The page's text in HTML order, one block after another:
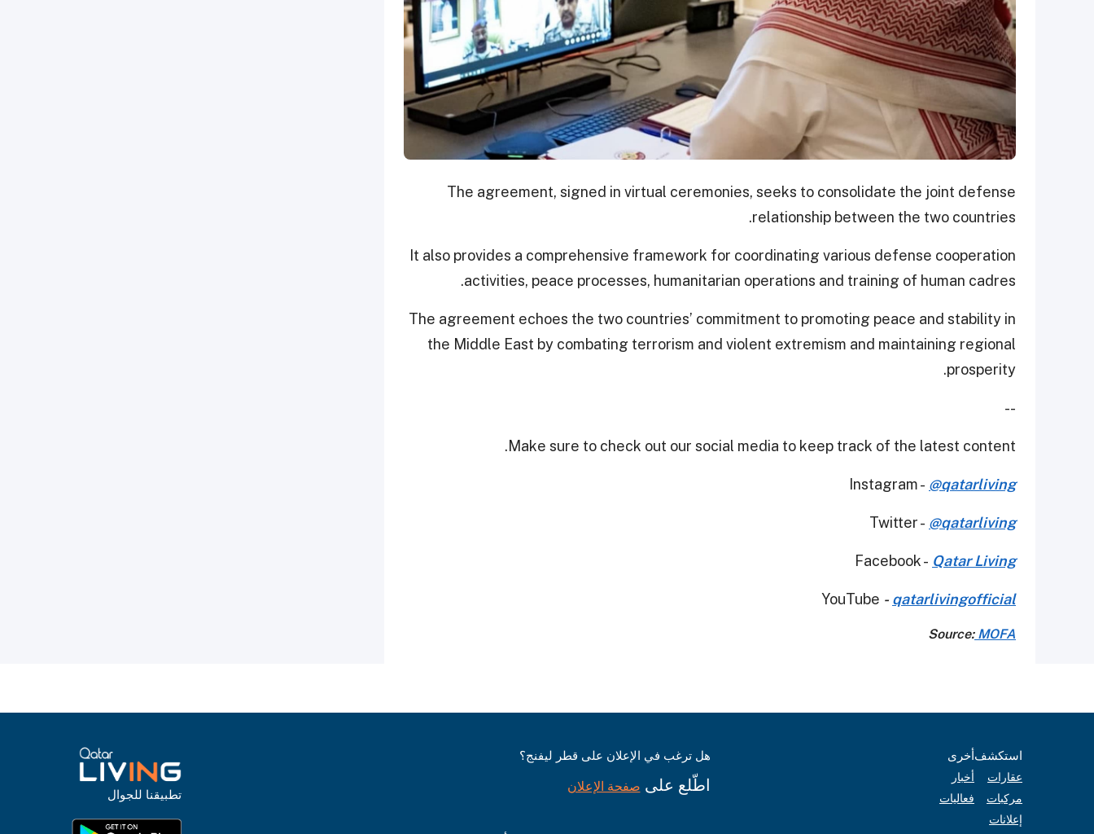
The agreement, signed in virtual ceremonies, seeks to consolidate the joint defense
relationship between the two countries.
It also provides a comprehensive framework for coordinating various defense cooperation
activities, peace processes, humanitarian operations and training of human cadres.
The agreement echoes the two countries’ commitment to promoting peace and stability in
the Middle East by combating terrorism and violent extremism and maintaining regional
prosperity.
--
Make sure to check out our social media to keep track of the latest content.
Instagram - @qatarliving
Twitter - @qatarliving
Facebook - Qatar Living
YouTube - qatarlivingofficial
Source:MOFA
استكشف
عقارات
مركبات
إعلانات
أخرى
أخبار
فعاليات
هل ترغب في الإعلان على قطر ليفنج؟
اطّلع على صفحة الإعلان
تطبيقنا للجوال